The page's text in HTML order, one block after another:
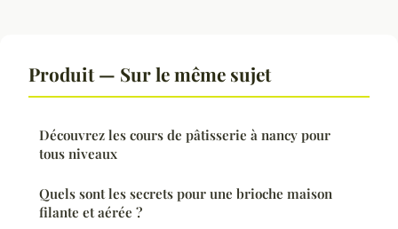
Produit — Sur le même sujet
Découvrez les cours de pâtisserie à nancy pour
tous niveaux
Quels sont les secrets pour une brioche maison
filante et aérée ?